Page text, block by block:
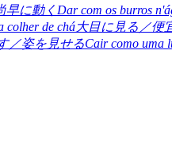
早に動く Dar com os burros
colher de chá大目に見る／便
／姿を見せるCair como uma